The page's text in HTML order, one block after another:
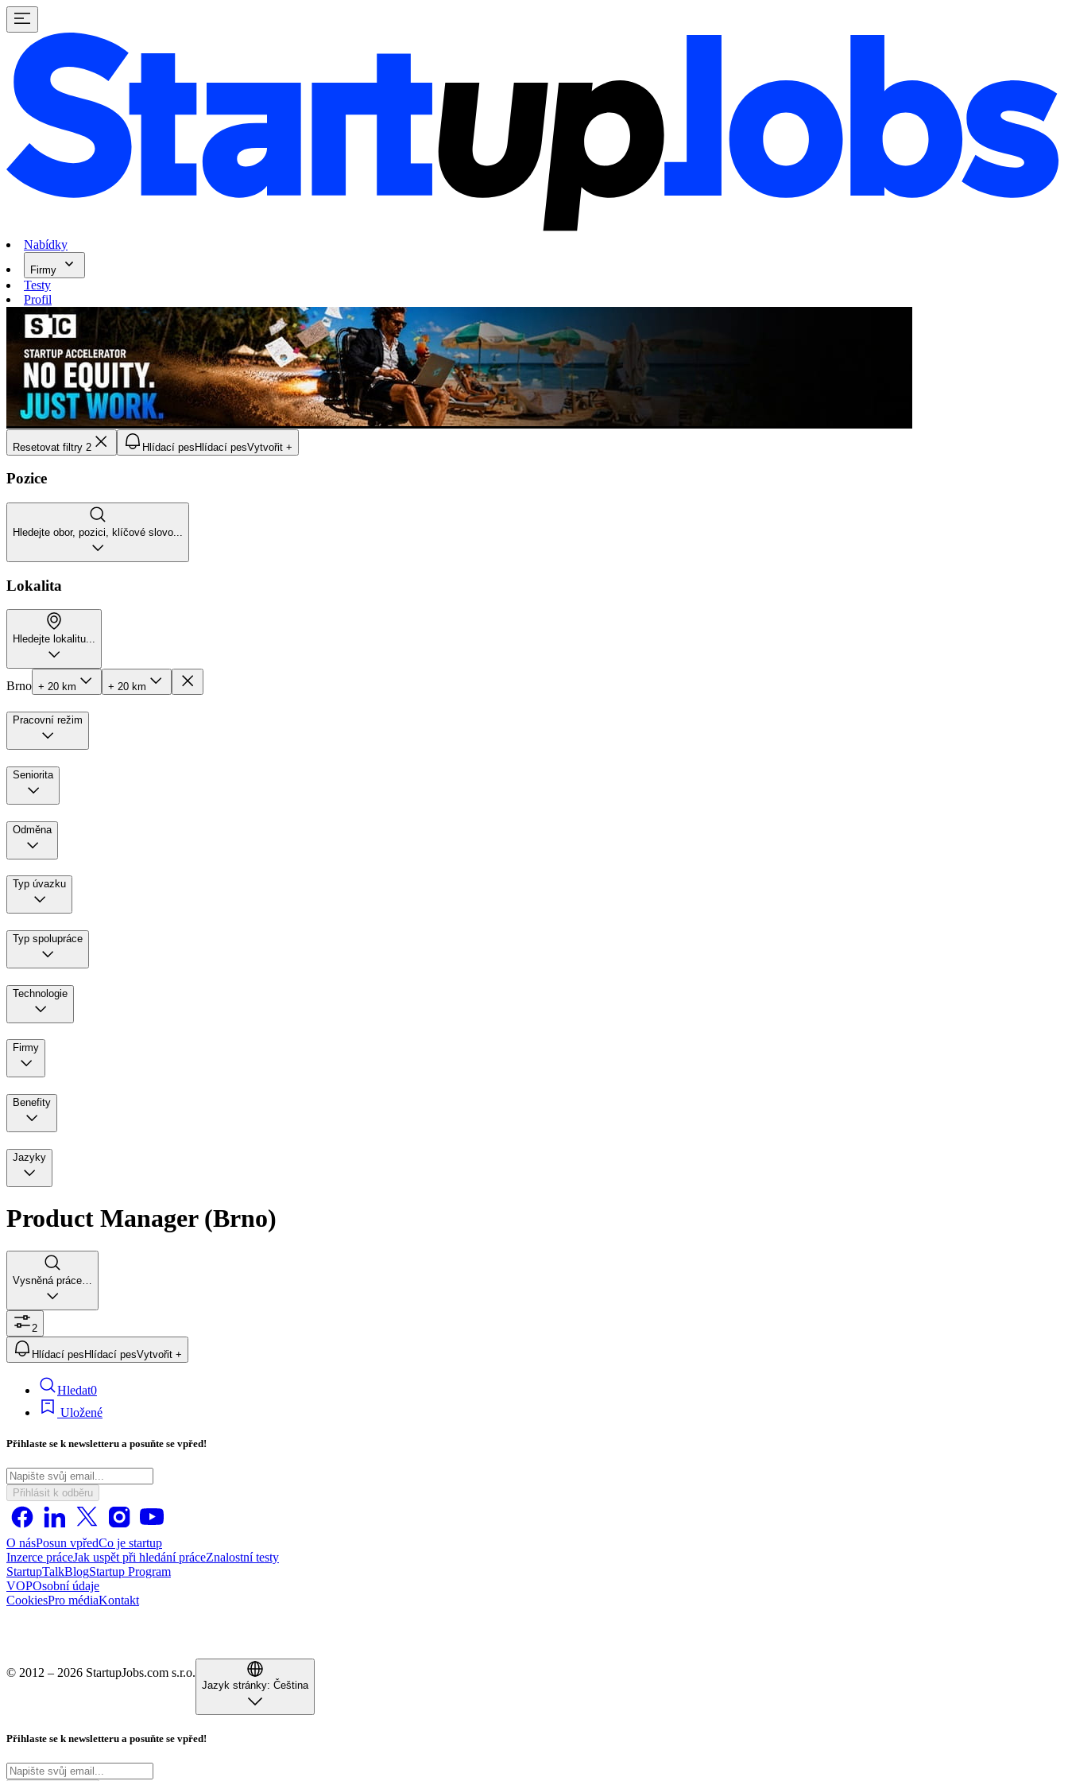
Nabídky
Firmy
Testy
Profil
Resetovat filtry 2 Hlídací pesHlídací pesVytvořit +
Pozice
Hledejte obor, pozici, klíčové slovo...
Lokalita
Hledejte lokalitu...
Brno + 20 km + 20 km
Pracovní režim
Seniorita
Odměna
Typ úvazku
Typ spolupráce
Technologie
Firmy
Benefity
Jazyky
Product Manager (Brno)
Vysněná práce…
2
Hlídací pesHlídací pesVytvořit +
Hledat0
Uložené
Přihlaste se k newsletteru a posuňte se vpřed!
Přihlásit k odběru
O násPosun vpředCo je startup
Inzerce práceJak uspět při hledání práceZnalostní testy
StartupTalkBlogStartup Program
VOPOsobní údaje
CookiesPro médiaKontakt
© 2012 – 2026 StartupJobs.com s.r.o.
Jazyk stránky: Čeština
Přihlaste se k newsletteru a posuňte se vpřed!